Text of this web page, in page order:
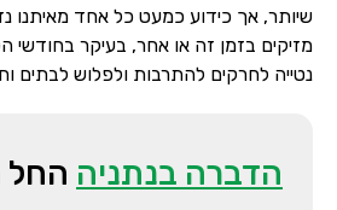
שיותר, אך כידוע כמעט כל אחד מאיתנו
מזיקים בזמן זה או אחר, בעיקר בחודשי
נטייה לחרקים להתרבות ולפלוש לבתים
הדברה בנתניה החל מ-